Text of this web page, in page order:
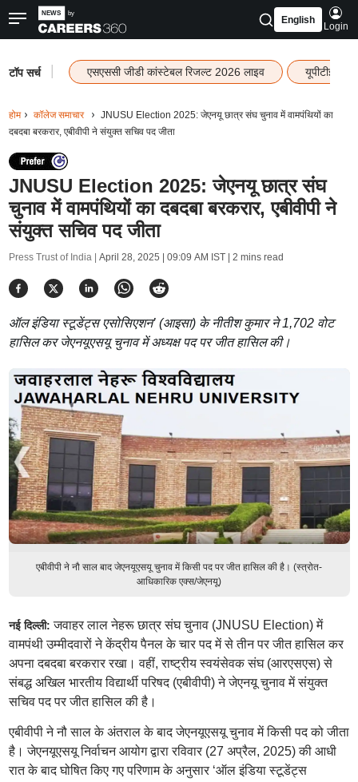
English
Login
टॉप सर्च एसएससी जीडी कांस्टेबल रिजल्ट 2026 लाइव यूपीटीईटी
होम कॉलेज समाचार
JNUSU Election 2025: जेएनयू छात्र संघ चुनाव में वामपंथियों का
दबदबा बरकरार, एबीवीपी ने संयुक्त सचिव पद जीता
JNUSU Election 2025: जेएनयू छात्र संघ
चुनाव में वामपंथियों का दबदबा बरकरार, एबीवीपी ने
संयुक्त सचिव पद जीता
Press Trust of India | April 28, 2025 | 09:09 AM IST| 2 mins read
ऑल इंडिया स्टूडेंट्स एसोसिएशन’ (आइसा) के नीतीश कुमार ने 1,702 वोट
हासिल कर जेएनयूएसयू चुनाव में अध्यक्ष पद पर जीत हासिल की।
एबीवीपी ने नौ साल बाद जेएनयूएसयू चुनाव में किसी पद पर जीत हासिल की है। (स्त्रोत-
आधिकारिक एक्स/जेएनयू)
नई दिल्ली: जवाहर लाल नेहरू छात्र संघ चुनाव (JNUSU Election) में
वामपंथी उम्मीदवारों ने केंद्रीय पैनल के चार पद में से तीन पर जीत हासिल कर
अपना दबदबा बरकरार रखा। वहीं, राष्ट्रीय स्वयंसेवक संघ (आरएसएस) से
संबद्ध अखिल भारतीय विद्यार्थी परिषद (एबीवीपी) ने जेएनयू चुनाव में संयुक्त
सचिव पद पर जीत हासिल की है।
एबीवीपी ने नौ साल के अंतराल के बाद जेएनयूएसयू चुनाव में किसी पद को जीता
है। जेएनयूएसयू निर्वाचन आयोग द्वारा रविवार (27 अप्रैल, 2025) की आधी
रात के बाद घोषित किए गए परिणाम के अनुसार ‘ऑल इंडिया स्टूडेंट्स